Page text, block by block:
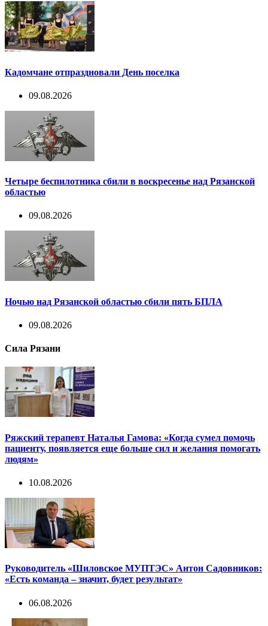
Кадомчане отпраздновали День поселка
09.08.2026
Четыре беспилотника сбили в воскресенье над Рязанской
областью
09.08.2026
Ночью над Рязанской областью сбили пять БПЛА
09.08.2026
Сила Рязани
Ряжский терапевт Наталья Гамова: «Когда сумел помочь
пациенту, появляется еще больше сил и желания помогать
людям»
10.08.2026
Руководитель «Шиловское МУПТЭС» Антон Садовников:
«Есть команда – значит, будет результат»
06.08.2026